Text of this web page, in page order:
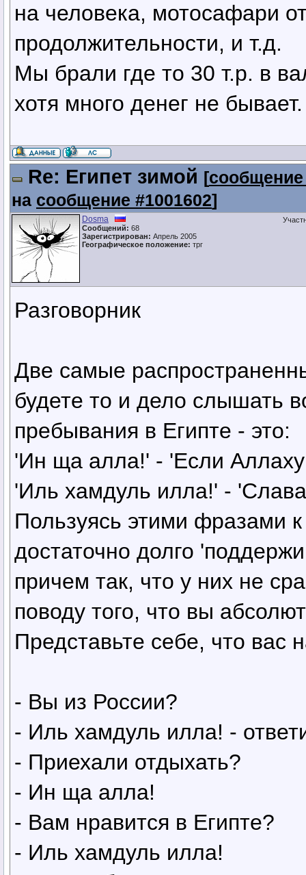
на человека, мотосафари
продолжительности, и т.д.
Мы брали где то 30 т.р. в
хотя много денег не
Re: Египет зимой [сообщение
на сообщение #1001602]
Dosma
Сообщений: 68
Зарегистрирован: Апрель 2005
Географическое положение: трг
Разговорник
Две самые
будете то и дело слышать
пребывания в Египте - это:
'Ин ща алла!' - 'Если Аллаху
'Иль хамдуль илла!' -
Пользуясь этими фразами
достаточно долго
причем так, что у них не
поводу того, что вы
Представьте себе, что вас
- Вы из России?
- Иль хамдуль илла! -
- Приехали отдыхать?
- Ин ща алла!
- Вам нравится в Египте?
- Иль хамдуль илла!